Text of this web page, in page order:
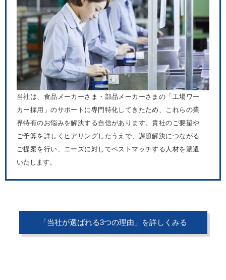
当社は、食品メーカーさま・部品メーカーさまの「工場ワー
カー採用」のサポートに専門特化してきたため、これらの業
界特有のお悩みを解決する自信があります。貴社のご要望や
ご予算を詳しくヒアリングしたうえで、課題解決につながる
ご提案を行い、ニーズに対してベストマッチする人材を派遣
いたします。
「当社が選ばれる3つの理由」を詳しくみる